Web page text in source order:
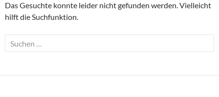
Das Gesuchte konnte leider nicht gefunden werden. Vielleicht
hilft die Suchfunktion.
Suchen
nach: